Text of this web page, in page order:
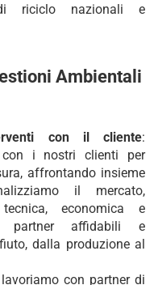
riciclo nazionali e
Ambientali
con il cliente:
con i nostri clienti per
affrontando insieme
il mercato,
economica e
partner affidabili e
dalla produzione al
con partner di